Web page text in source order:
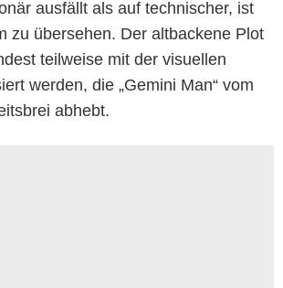
ausfällt als auf technischer, ist
zu übersehen. Der altbackene Plot
teilweise mit der visuellen
werden, die „Gemini Man“ vom
abhebt.